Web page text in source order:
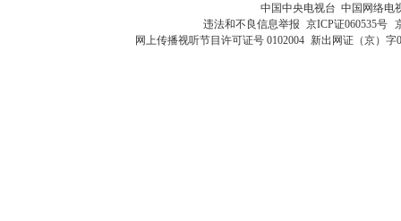
中国中央电视台 中国网络电
违法和不良信息举报 京ICP证060535号
网上传播视听节目许可证号 0102004 新出网证（京）